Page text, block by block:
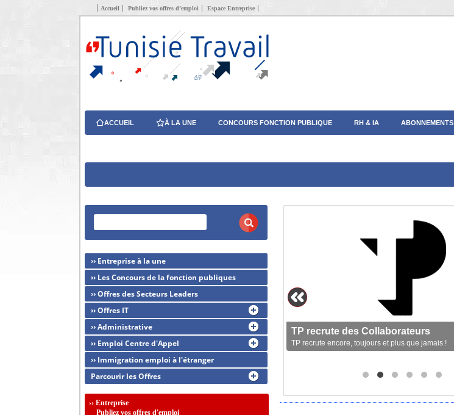
Accueil Publiez vos offres d’emploi Espace Entreprise
ACCUEIL À LA UNE CONCOURS FONCTION PUBLIQUE RH & IA ABONNEMENTS
TP recrute des Collaborateurs
TP recrute encore, toujours et plus que jamais !
›› Entreprise à la une
›› Les Concours de la fonction publiques
›› Offres des Secteurs Leaders
›› Offres IT
›› Administrative
›› Emploi Centre d'Appel
›› Immigration emploi à l'étranger
Parcourir les Offres
›› Entreprise
Publiez vos offres d'emploi